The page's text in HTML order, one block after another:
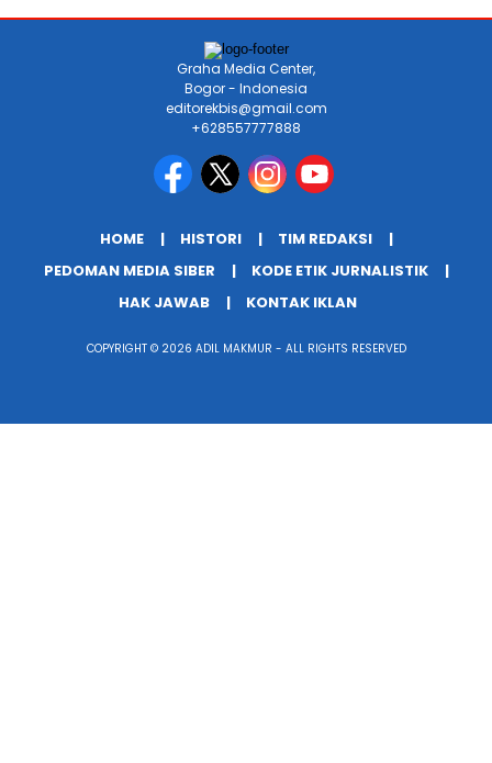
Graha Media Center,
Bogor - Indonesia
editorekbis@gmail.com
+628557777888
HOME HISTORI
TIM REDAKSI
PEDOMAN MEDIA SIBER
KODE ETIK JURNALISTIK
HAK JAWAB
KONTAK IKLAN
COPYRIGHT © 2026 ADIL MAKMUR - ALL RIGHTS RESERVED